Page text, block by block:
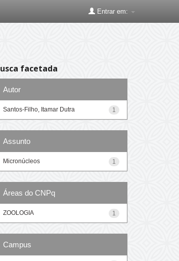
Entrar em:
facetada
Autor
1
Santos-Filho, Itamar Dutra
Assunto
1
Micronúcleos
Áreas do CNPq
1
ZOOLOGIA
Campus